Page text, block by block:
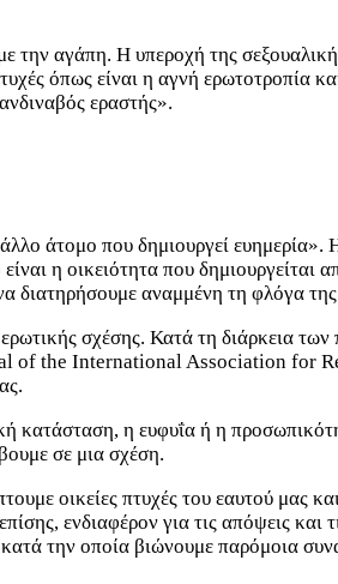
αγάπη. Η υπεροχή της
όπως είναι η αγνή ερωτοτροπία
εραστής».
άτομο που δημιουργεί ευημερία».
η οικειότητα που δημιουργείται
διατηρήσουμε αναμμένη τη φλόγα
σχέσης. Κατά τη διάρκεια
of the International Association for
κατάσταση, η ευφυΐα ή η
σε μια σχέση.
οικείες πτυχές του εαυτού
ενδιαφέρον για τις απόψεις και
την οποία βιώνουμε παρόμοια